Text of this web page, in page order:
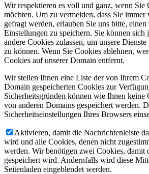
Wir respektieren es voll und ganz, wenn Sie
möchten. Um zu vermeiden, dass Sie
gefragt werden, erlauben Sie uns bitte,
Einstellungen zu speichern. Sie können sich
andere Cookies zulassen, um unsere
zu können. Wenn Sie Cookies ablehnen,
Cookies auf unserer Domain entfernt.
Wir stellen Ihnen eine Liste der von Ihrem
Domain gespeicherten Cookies zur
Sicherheitsgründen können wie Ihnen keine
von anderen Domains gespeichert werden.
Sicherheitseinstellungen Ihres Browsers
Aktivieren, damit die Nachrichtenleiste
wird und alle Cookies, denen nicht
werden. Wir benötigen zwei Cookies, damit
gespeichert wird. Andernfalls wird diese
Seitenladen eingeblendet werden.